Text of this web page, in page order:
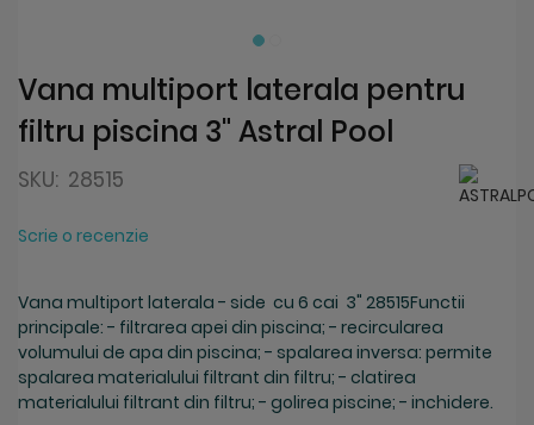
beginning
of
the
gallery
Vana multiport laterala pentru
filtru piscina 3" Astral Pool
SKU: 28515
Scrie o recenzie
Vana multiport laterala - side cu 6 cai 3" 28515Functii
principale: - filtrarea apei din piscina; - recircularea
volumului de apa din piscina; - spalarea inversa: permite
spalarea materialului filtrant din filtru; - clatirea
materialului filtrant din filtru; - golirea piscine; - inchidere.